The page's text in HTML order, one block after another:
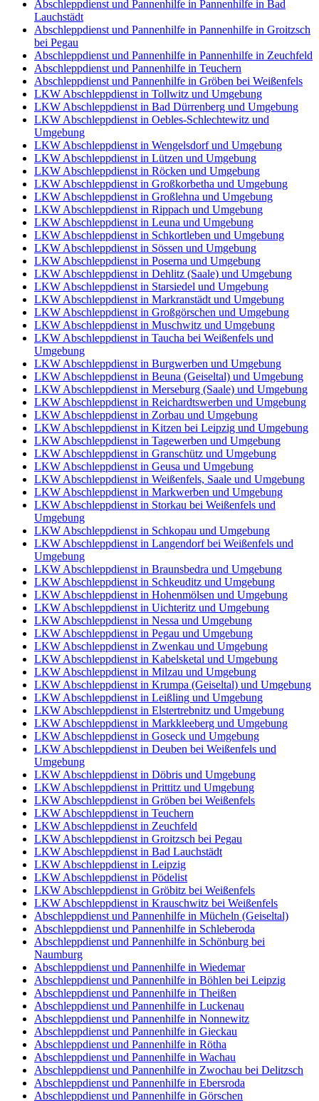
Abschleppdienst und Pannenhilfe in Pannenhilfe in Bad
Lauchstädt
Abschleppdienst und Pannenhilfe in Pannenhilfe in Groitzsch
bei Pegau
Abschleppdienst und Pannenhilfe in Pannenhilfe in Zeuchfeld
Abschleppdienst und Pannenhilfe in Teuchern
Abschleppdienst und Pannenhilfe in Gröben bei Weißenfels
LKW Abschleppdienst in Tollwitz und Umgebung
LKW Abschleppdienst in Bad Dürrenberg und Umgebung
LKW Abschleppdienst in Oebles-Schlechtewitz und
Umgebung
LKW Abschleppdienst in Wengelsdorf und Umgebung
LKW Abschleppdienst in Lützen und Umgebung
LKW Abschleppdienst in Röcken und Umgebung
LKW Abschleppdienst in Großkorbetha und Umgebung
LKW Abschleppdienst in Großlehna und Umgebung
LKW Abschleppdienst in Rippach und Umgebung
LKW Abschleppdienst in Leuna und Umgebung
LKW Abschleppdienst in Schkortleben und Umgebung
LKW Abschleppdienst in Sössen und Umgebung
LKW Abschleppdienst in Poserna und Umgebung
LKW Abschleppdienst in Dehlitz (Saale) und Umgebung
LKW Abschleppdienst in Starsiedel und Umgebung
LKW Abschleppdienst in Markranstädt und Umgebung
LKW Abschleppdienst in Großgörschen und Umgebung
LKW Abschleppdienst in Muschwitz und Umgebung
LKW Abschleppdienst in Taucha bei Weißenfels und
Umgebung
LKW Abschleppdienst in Burgwerben und Umgebung
LKW Abschleppdienst in Beuna (Geiseltal) und Umgebung
LKW Abschleppdienst in Merseburg (Saale) und Umgebung
LKW Abschleppdienst in Reichardtswerben und Umgebung
LKW Abschleppdienst in Zorbau und Umgebung
LKW Abschleppdienst in Kitzen bei Leipzig und Umgebung
LKW Abschleppdienst in Tagewerben und Umgebung
LKW Abschleppdienst in Granschütz und Umgebung
LKW Abschleppdienst in Geusa und Umgebung
LKW Abschleppdienst in Weißenfels, Saale und Umgebung
LKW Abschleppdienst in Markwerben und Umgebung
LKW Abschleppdienst in Storkau bei Weißenfels und
Umgebung
LKW Abschleppdienst in Schkopau und Umgebung
LKW Abschleppdienst in Langendorf bei Weißenfels und
Umgebung
LKW Abschleppdienst in Braunsbedra und Umgebung
LKW Abschleppdienst in Schkeuditz und Umgebung
LKW Abschleppdienst in Hohenmölsen und Umgebung
LKW Abschleppdienst in Uichteritz und Umgebung
LKW Abschleppdienst in Nessa und Umgebung
LKW Abschleppdienst in Pegau und Umgebung
LKW Abschleppdienst in Zwenkau und Umgebung
LKW Abschleppdienst in Kabelsketal und Umgebung
LKW Abschleppdienst in Milzau und Umgebung
LKW Abschleppdienst in Krumpa (Geiseltal) und Umgebung
LKW Abschleppdienst in Leißling und Umgebung
LKW Abschleppdienst in Elstertrebnitz und Umgebung
LKW Abschleppdienst in Markkleeberg und Umgebung
LKW Abschleppdienst in Goseck und Umgebung
LKW Abschleppdienst in Deuben bei Weißenfels und
Umgebung
LKW Abschleppdienst in Döbris und Umgebung
LKW Abschleppdienst in Prittitz und Umgebung
LKW Abschleppdienst in Gröben bei Weißenfels
LKW Abschleppdienst in Teuchern
LKW Abschleppdienst in Zeuchfeld
LKW Abschleppdienst in Groitzsch bei Pegau
LKW Abschleppdienst in Bad Lauchstädt
LKW Abschleppdienst in Leipzig
LKW Abschleppdienst in Pödelist
LKW Abschleppdienst in Gröbitz bei Weißenfels
LKW Abschleppdienst in Krauschwitz bei Weißenfels
Abschleppdienst und Pannenhilfe in Mücheln (Geiseltal)
Abschleppdienst und Pannenhilfe in Schleberoda
Abschleppdienst und Pannenhilfe in Schönburg bei
Naumburg
Abschleppdienst und Pannenhilfe in Wiedemar
Abschleppdienst und Pannenhilfe in Böhlen bei Leipzig
Abschleppdienst und Pannenhilfe in Theißen
Abschleppdienst und Pannenhilfe in Luckenau
Abschleppdienst und Pannenhilfe in Nonnewitz
Abschleppdienst und Pannenhilfe in Gieckau
Abschleppdienst und Pannenhilfe in Rötha
Abschleppdienst und Pannenhilfe in Wachau
Abschleppdienst und Pannenhilfe in Zwochau bei Delitzsch
Abschleppdienst und Pannenhilfe in Ebersroda
Abschleppdienst und Pannenhilfe in Görschen